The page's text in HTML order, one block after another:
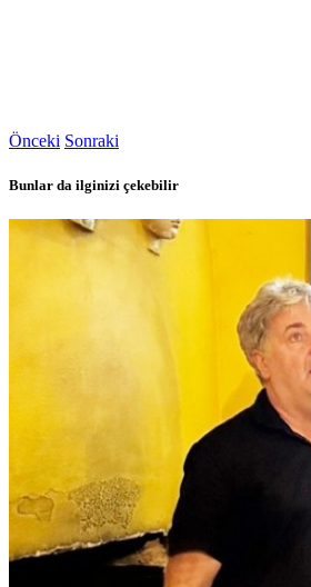
Önceki Sonraki
Bunlar da ilginizi çekebilir